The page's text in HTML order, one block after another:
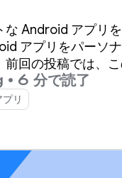
な Android アプリ
アプリをパーソ
前回の投稿では、
• 6 分で読了
リ